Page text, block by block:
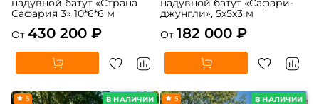
надувной батут «Страна
Сафария 3» 10*6*6 м
От 430 200 ₽
надувной батут «Сафари-
джунгли», 5x5x3 м
От 182 000 ₽
В НАЛИЧИИ
5 В НАЛИЧИИ
5